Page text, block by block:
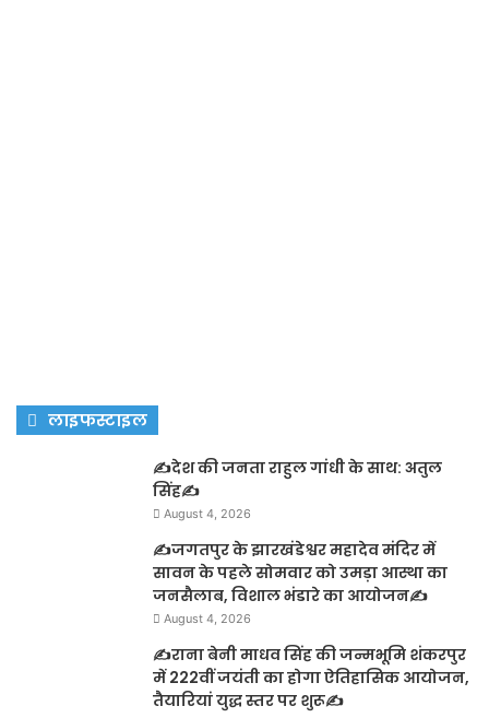
लाइफस्टाइल
✍️देश की जनता राहुल गांधी के साथ: अतुल
सिंह✍️
August 4, 2026
✍️जगतपुर के झारखंडेश्वर महादेव मंदिर में
सावन के पहले सोमवार को उमड़ा आस्था का
जनसैलाब, विशाल भंडारे का आयोजन✍️
August 4, 2026
✍️राना बेनी माधव सिंह की जन्मभूमि शंकरपुर
में 222वीं जयंती का होगा ऐतिहासिक आयोजन,
तैयारियां युद्ध स्तर पर शुरू✍️